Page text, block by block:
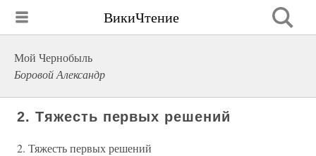
ВикиЧтение
Мой Чернобыль
Боровой Александр
2. Тяжесть первых решений
2. Тяжесть первых решений